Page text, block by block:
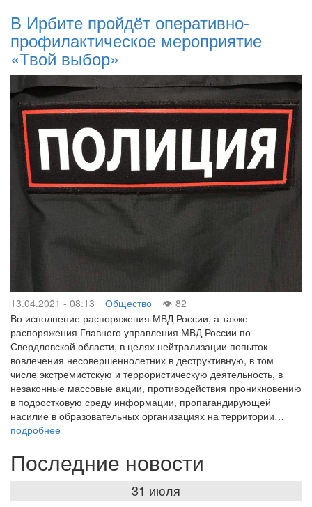
В Ирбите пройдёт оперативно-
профилактическое мероприятие
«Твой выбор»
13.04.2021 - 08:13 Общество
82
Во исполнение распоряжения МВД России, а также
распоряжения Главного управления МВД России по
Свердловской области, в целях нейтрализации попыток
вовлечения несовершеннолетних в деструктивную, в том
числе экстремистскую и террористическую деятельность, в
незаконные массовые акции, противодействия проникновению
в подростковую среду информации, пропагандирующей
насилие в образовательных организациях на территории…
подробнее
Последние новости
31 июля